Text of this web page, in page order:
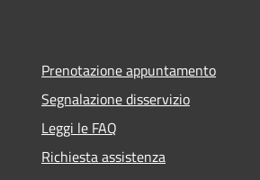
Prenotazione appuntamento
Segnalazione disservizio
Leggi le FAQ
Richiesta assistenza